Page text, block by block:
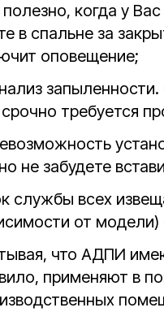
когда у
в спальне за
оповещение;
требуется
не забудете
службы всех
от
что АДПИ
применяют в